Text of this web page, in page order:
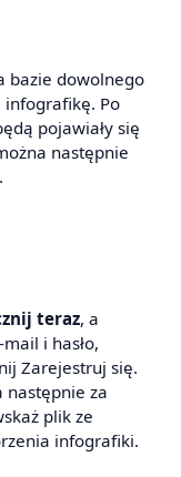
bazie dowolnego
infografikę. Po
pojawiały się
następnie
teraz, a
i hasło,
Zarejestruj się.
następnie za
plik ze
infografiki.